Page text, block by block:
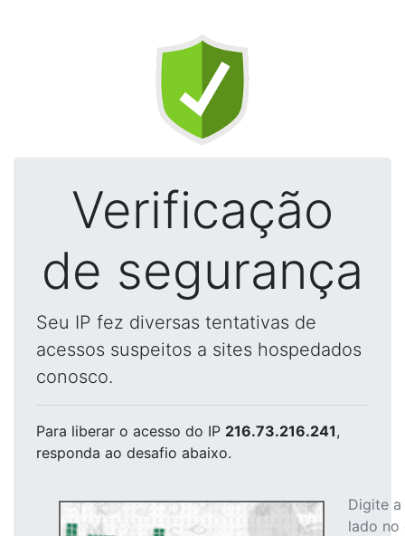
Verificação
de segurança
Seu IP fez diversas tentativas de
acessos suspeitos a sites hospedados
conosco.
Para liberar o acesso do IP 216.73.216.241,
responda ao desafio abaixo.
Digite
lado no